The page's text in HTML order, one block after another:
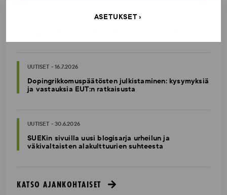
ASETUKSET
UUTISET - 16.7.2026
Dopingrikkomuspäätösten julkistaminen: kysymyksiä
ja vastauksia EUT:n ratkaisusta
UUTISET - 30.6.2026
SUEKin sivuilla uusi blogisarja urheilun ja
väkivaltaisten alakulttuurien suhteesta
KATSO AJANKOHTAISET